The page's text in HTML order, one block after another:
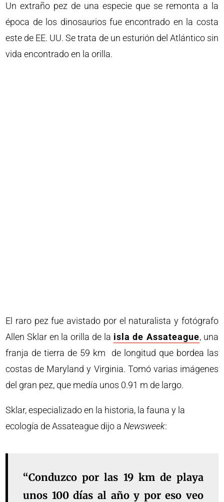
Un extraño pez de una especie que se remonta a la
época de los dinosaurios fue encontrado en la costa
este de EE. UU. Se trata de un esturión del Atlántico sin
vida encontrado en la orilla.
El raro pez fue avistado por el naturalista y fotógrafo
Allen Sklar en la orilla de la isla de Assateague, una
franja de tierra de 59 km de longitud que bordea las
costas de Maryland y Virginia. Tomó varias imágenes
del gran pez, que medía unos 0.91 m de largo.
Sklar, especializado en la historia, la fauna y la
ecología de Assateague dijo a Newsweek:
“Conduzco por las 19 km de playa
unos 100 días al año y por eso veo